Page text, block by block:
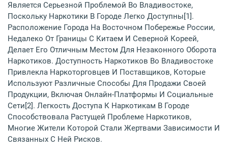
Является Серьезной Проблемой Во Владивостоке,
Поскольку Наркотики В Городе Легко Доступны[1].
Расположение Города На Восточном Побережье России,
Недалеко От Границы С Китаем И Северной Кореей,
Делает Его Отличным Местом Для Незаконного Оборота
Наркотиков. Доступность Наркотиков Во Владивостоке
Привлекла Наркоторговцев И Поставщиков, Которые
Используют Различные Способы Для Продажи Своей
Продукции, Включая Онлайн-Платформы И Социальные
Сети[2]. Легкость Доступа К Наркотикам В Городе
Способствовала Растущей Проблеме Наркотиков,
Многие Жители Которой Стали Жертвами Зависимости И
Связанных С Ней Рисков.